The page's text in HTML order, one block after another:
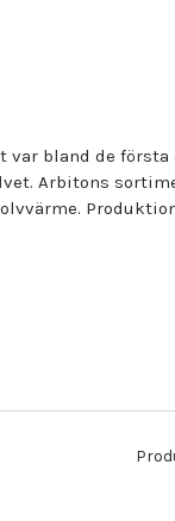
bland de första
Arbitons